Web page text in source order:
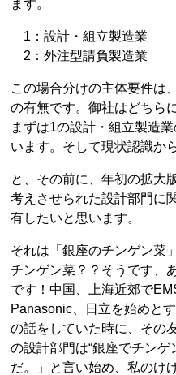
ます。
1：設計・組立製造業
2：外注型請負製造業
この場合分けの主体要件は
の有無です。御社はどちら
まずは1の設計・組立製造
います。そして現状認識か
と、その前に、年初の拡大
考えさせられた設計部門に
有したいと思います。
それは「銀座のチンゲン菜
チンゲン菜？？そうです、
です！中国、上海近郊で
Panasonic、日立を始めと
の話をしていた時に、その
の設計部門は“銀座でチン
だ。」と言い始め、私のけ